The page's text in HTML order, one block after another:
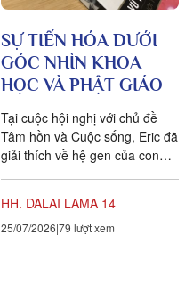
SỰ TIẾN HÓA DƯỚI
GÓC NHÌN KHOA
HỌC VÀ PHẬT GIÁO
Tại cuộc hội nghị với chủ đề
Tâm hồn và Cuộc sống, Eric đã
giải thích về hệ gen của con
HH. DALAI LAMA 14
25/07/2026 79 lượt xem